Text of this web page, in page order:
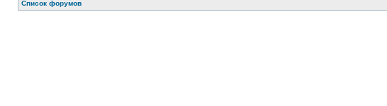
Список форумов